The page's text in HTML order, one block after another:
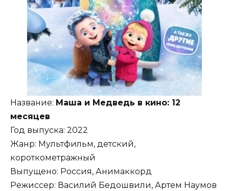
Название: Маша и Медведь в кино: 12
месяцев
Год выпуска: 2022
Жанр: Мультфильм, детский,
короткометражный
Выпущено: Россия, Анимаккорд
Режиссер: Василий Бедошвили, Артем Наумов